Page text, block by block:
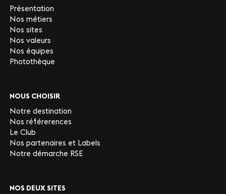
Présentation
Nos métiers
Nos sites
Nos valeurs
Nos équipes
Photothèque
NOUS CHOISIR
Notre destination
Nos référerences
Le Club
Nos partenaires et Labels
Notre démarche RSE
NOS DEUX SITES